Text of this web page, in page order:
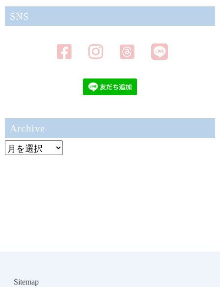
SNS
Archive
Archive
Sitemap